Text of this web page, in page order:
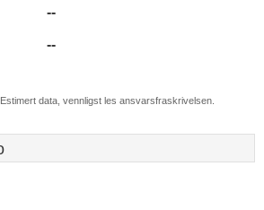
--
--
data, vennligst les ansvarsfraskrivelsen.